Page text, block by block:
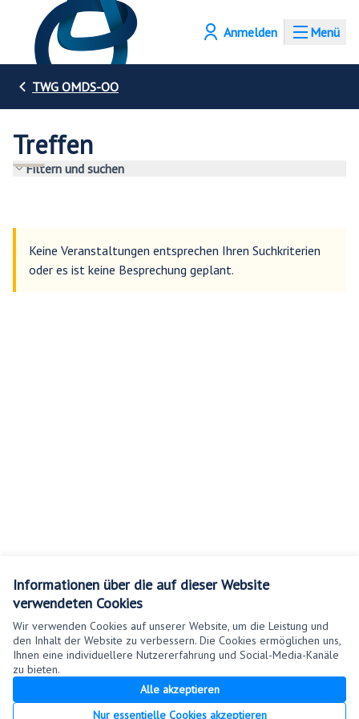
Informationen über die auf dieser Website
verwendeten Cookies
Wir verwenden Cookies auf unserer Website, um die Leistung und
den Inhalt der Website zu verbessern. Die Cookies ermöglichen uns,
Ihnen eine individuellere Nutzererfahrung und Social-Media-Kanäle
zu bieten.
Alle akzeptieren
Nur essentielle Cookies akzeptieren
Menü
Anmelden
TWG OMDS-OO
Treffen
Filtern und suchen
Keine Veranstaltungen entsprechen Ihren Suchkriterien
oder es ist keine Besprechung geplant.
Cookie Einstellungen